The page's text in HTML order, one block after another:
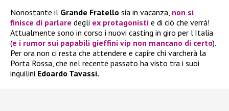
Nonostante il Grande Fratello sia in vacanza, non si
finisce di parlare degli ex protagonisti e di ciò che verrà!
Attualmente sono in corso i nuovi casting in giro per l’Italia
(e i rumor sui papabili gieffini vip non mancano di certo).
Per ora non ci resta che attendere e capire chi varcherà la
Porta Rossa, che nel recente passato ha visto tra i suoi
inquilini Edoardo Tavassi.